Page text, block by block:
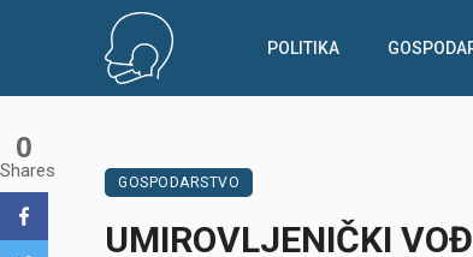
POLITIKA
GOSPODARSTVO
UMIROVLJENIČKI
0
Shares